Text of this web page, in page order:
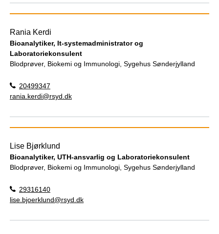
Rania Kerdi
Bioanalytiker, It-systemadministrator og
Laboratoriekonsulent
Blodprøver, Biokemi og Immunologi, Sygehus Sønderjylland
20499347
rania.kerdi@rsyd.dk
Lise Bjørklund
Bioanalytiker, UTH-ansvarlig og Laboratoriekonsulent
Blodprøver, Biokemi og Immunologi, Sygehus Sønderjylland
29316140
lise.bjoerklund@rsyd.dk